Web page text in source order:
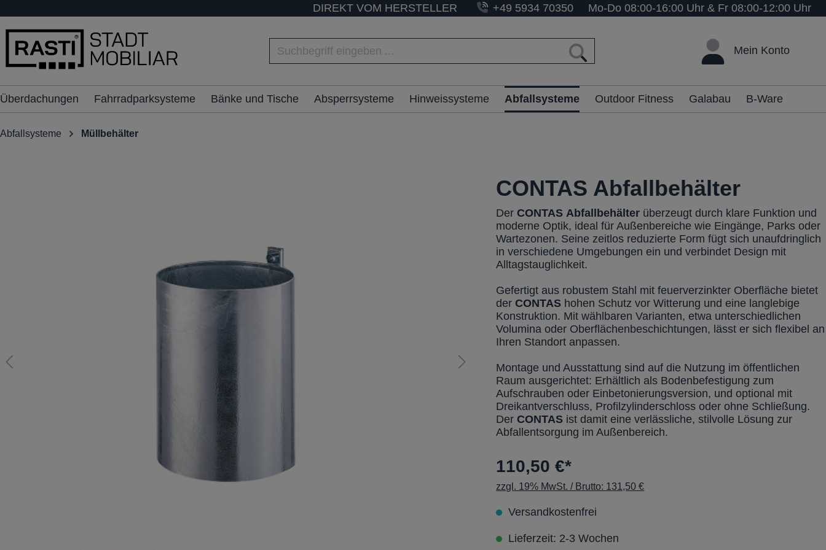
springen
DIREKT VOM HERSTELLER +49 5934 70350 Mo-Do 08:00-16:00 Uhr & Fr 08:00-12:00 Uhr
Mein Konto
Überdachungen Fahrradparksysteme Bänke und Tische Absperrsysteme Hinweissysteme Abfallsysteme Outdoor Fitness Galabau B-Ware
Abfallsysteme Müllbehälter
CONTAS Abfallbehälter
DerCONTAS Abfallbehälter überzeugt durch klare Funktion und
moderne Optik, ideal für Außenbereiche wie Eingänge, Parks oder
Wartezonen. Seine zeitlos reduzierte Form fügt sich unaufdringlich
in verschiedene Umgebungen ein und verbindet Design mit
Alltagstauglichkeit.
Gefertigt aus robustem Stahl mit feuerverzinkter Oberfläche bietet
derCONTAS hohen Schutz vor Witterung und eine langlebige
Konstruktion. Mit wählbaren Varianten, etwa unterschiedlichen
Volumina oder Oberflächenbeschichtungen, lässt er sich flexibel an
Ihren Standort anpassen.
Montage und Ausstattung sind auf die Nutzung im öffentlichen
Raum ausgerichtet: Erhältlich als Bodenbefestigung zum
Aufschrauben oder Einbetonierungsversion, und optional mit
Dreikantverschluss, Profilzylinderschloss oder ohne Schließung.
DerCONTAS ist damit eine verlässliche, stilvolle Lösung zur
Abfallentsorgung im Außenbereich.
110,50 €*
zzgl. 19% MwSt. / Brutto: 131,50 €
Versandkostenfrei
Lieferzeit: 2-3 Wochen